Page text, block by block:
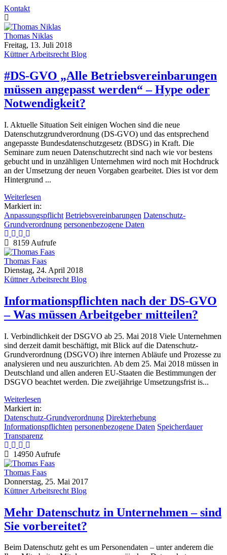
Kontakt
Thomas Niklas
Freitag, 13. Juli 2018
Küttner Arbeitsrecht Blog
#DS-GVO „Alle Betriebsvereinbarungen
müssen angepasst werden“ – Hype oder
Notwendigkeit?
I. Aktuelle Situation Seit einigen Wochen sind die neue
Datenschutzgrundverordnung (DS-GVO) und das entsprechend
angepasste Bundesdatenschutzgesetz (BDSG) in Kraft. Die
Seminare zum neuen Datenschutzrecht sind nach wie vor bestens
gebucht und in unzähligen Unternehmen wird noch mit Hochdruck
an der Umsetzung der neuen Vorgaben gearbeitet. Dies ist vor dem
Hintergrund ...
Weiterlesen
Markiert in:
Anpassungspflicht Betriebsvereinbarungen Datenschutz-
Grundverordnung personenbezogene Daten
8159 Aufrufe
Thomas Faas
Dienstag, 24. April 2018
Küttner Arbeitsrecht Blog
Informationspflichten nach der DS-GVO
– Was müssen Arbeitgeber mitteilen?
I. Verbindlichkeit der DSGVO ab 25. Mai 2018 Viele Unternehmen
sind derzeit damit beschäftigt, mit Blick auf die Datenschutz-
Grundverordnung (DSGVO) ihre internen Abläufe und Prozesse zu
analysieren und neu auszurichten. Ab dem 25. Mai 2018 müssen in
Deutschland und allen anderen EU-Staaten die Bestimmungen der
DSGVO beachtet werden. Die zweijährige Umsetzungsfrist is...
Weiterlesen
Markiert in:
Datenschutz-Grundverordnung Direkterhebung
Informationspflichten personenbezogene Daten Speicherdauer
Transparenz
14950 Aufrufe
Thomas Faas
Donnerstag, 25. Mai 2017
Küttner Arbeitsrecht Blog
Mehr Datenschutz in Unternehmen – sind
Sie vorbereitet?
Beim Datenschutz geht es um Personendaten – unter anderem die